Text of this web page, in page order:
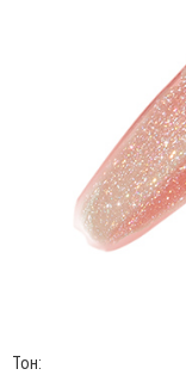
Тон: